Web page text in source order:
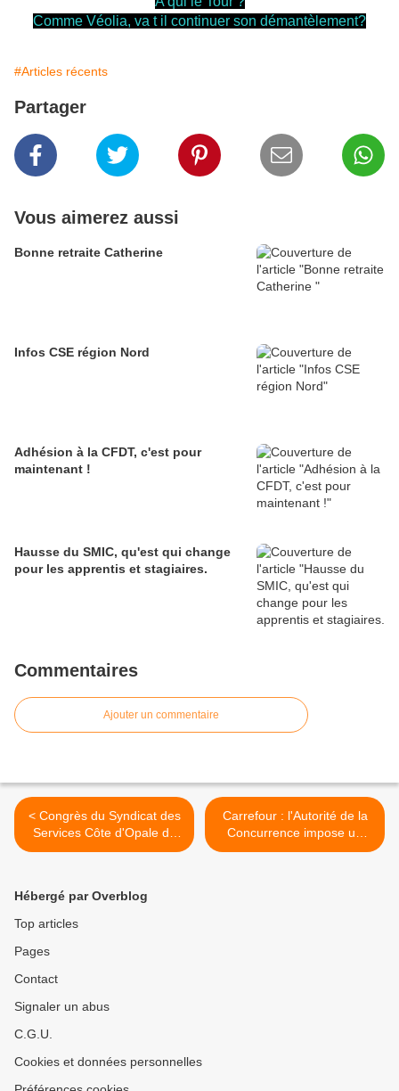
Comme Véolia, va t il continuer son démantèlement?
#Articles récents
Partager
Vous aimerez aussi
Bonne retraite Catherine
Infos CSE région Nord
Adhésion à la CFDT, c'est pour
maintenant !
Hausse du SMIC, qu'est qui change
pour les apprentis et stagiaires.
Commentaires
Ajouter un commentaire
< Congrès du Syndicat des
Services Côte d'Opale du
09.12.11
Carrefour : l'Autorité de la
Concurrence impose un
contrat d'affiliation
Hébergé par Overblog
Top articles
Pages
Contact
Signaler un abus
C.G.U.
Cookies et données personnelles